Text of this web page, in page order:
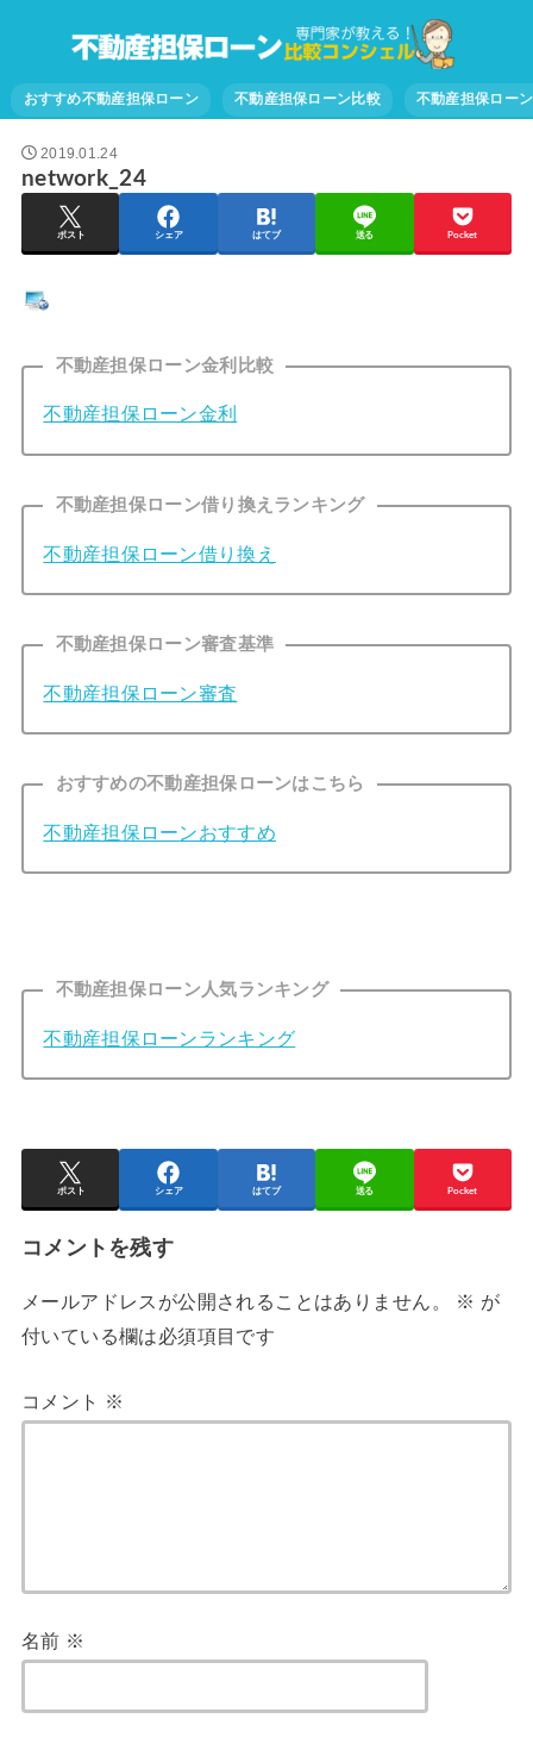
おすすめ不動産担保ローン 不動産担保ローン比較 不動産担保ロー
2019.01.24
network_24
ポスト シェア はてブ 送る Pocket
不動産担保ローン金利比較
不動産担保ローン金利
不動産担保ローン借り換えランキング
不動産担保ローン借り換え
不動産担保ローン審査基準
不動産担保ローン審査
おすすめの不動産担保ローンはこちら
不動産担保ローンおすすめ
不動産担保ローン人気ランキング
不動産担保ローンランキング
ポスト シェア はてブ 送る Pocket
コメントを残す
メールアドレスが公開されることはありません。 ※ が
付いている欄は必須項目です
コメント ※
名前 ※